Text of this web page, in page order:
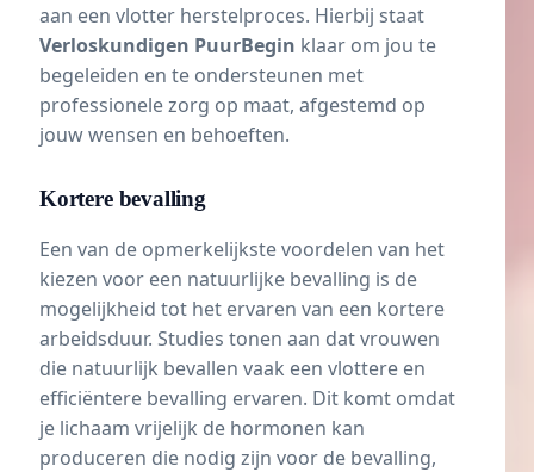
aan een vlotter herstelproces. Hierbij staat
Verloskundigen PuurBegin klaar om jou te
begeleiden en te ondersteunen met
professionele zorg op maat, afgestemd op
jouw wensen en behoeften.
Kortere bevalling
Een van de opmerkelijkste voordelen van het
kiezen voor een natuurlijke bevalling is de
mogelijkheid tot het ervaren van een kortere
arbeidsduur. Studies tonen aan dat vrouwen
die natuurlijk bevallen vaak een vlottere en
efficiëntere bevalling ervaren. Dit komt omdat
je lichaam vrijelijk de hormonen kan
produceren die nodig zijn voor de bevalling,